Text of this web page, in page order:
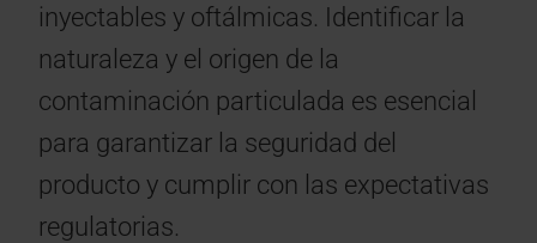
inyectables y oftálmicas. Identificar la
naturaleza y el origen de la
contaminación particulada es esencial
para garantizar la seguridad del
producto y cumplir con las expectativas
regulatorias.